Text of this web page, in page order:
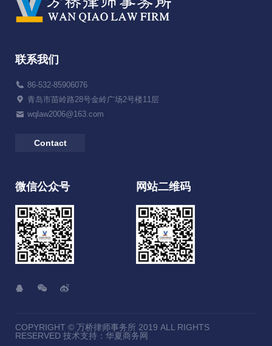
联系我们
86-532-85906076
青岛市苗岭路28号金岭广场2号楼11层
wqlaw2006@163.com
Contact
微信公众号 网站二维码
COPYRIGHT © 万桥律师事务所 2019 ALL RIGHTS
RESERVED 技术支持： 华夏商务网